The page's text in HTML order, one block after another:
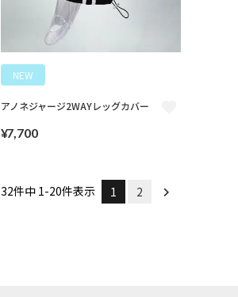
アノネジャージ2WAYレッグカバー
NEW
¥7,700
32件中 1-20件表示 1 2